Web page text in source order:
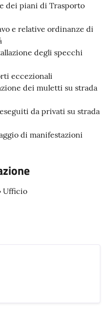
dei piani di Trasporto
e relative ordinanze di
degli specchi
eccezionali
dei muletti su strada
da privati su strada
di manifestazioni
Ufficio